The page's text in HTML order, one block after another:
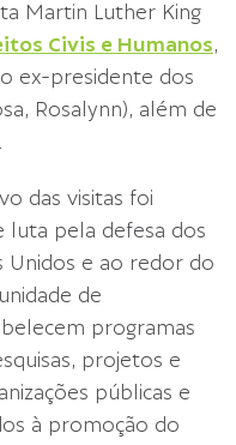
Martin Luther King
Civis e Humanos,
ex-presidente dos
Rosalynn), além de
das visitas foi
luta pela defesa dos
Unidos e ao redor do
de
programas
projetos e
públicas e
à promoção do